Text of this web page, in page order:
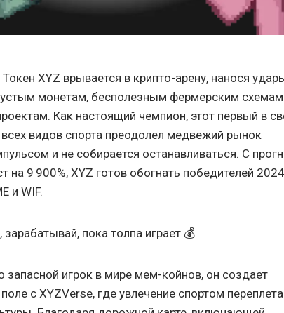
XYZ врывается в крипто-арену, нанося
монетам, бесполезным фермерским схемам
Как настоящий чемпион, этот первый в
видов спорта преодолел медвежий рынок
и не собирается останавливаться. С
на 9 900%, XYZ готов обогнать победителей 2024
и WIF.
пока толпа играет 💰
запасной игрок в мире мем-койнов, он создает
с XYZVerse, где увлечение спортом